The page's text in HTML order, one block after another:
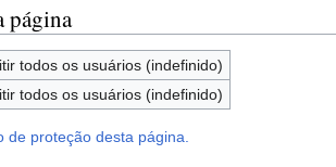
página
todos os usuários (indefinido)
todos os usuários (indefinido)
de proteção desta página.